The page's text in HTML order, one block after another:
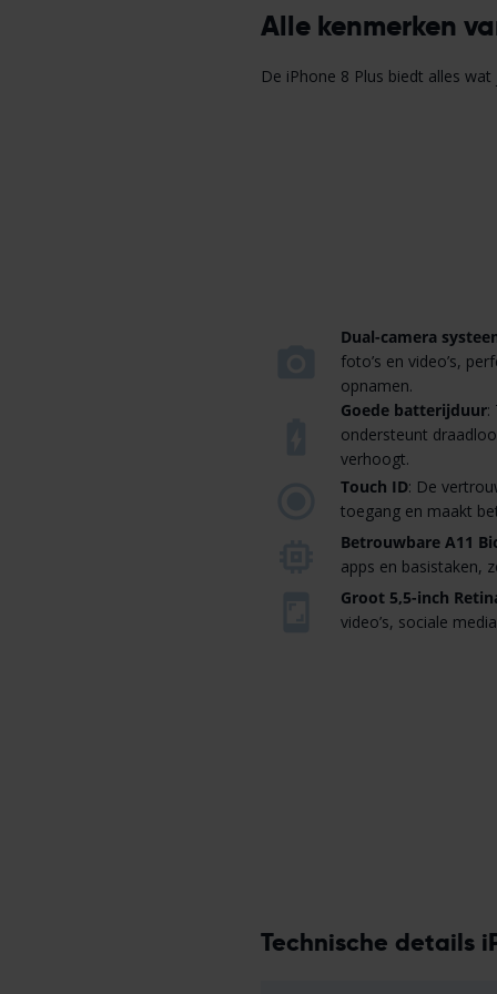
Alle kenmerken
De iPhone 8 Plus biedt alles
Dual-camera
foto’s en video’s,
opnamen.
Goede batterijduur:
ondersteunt
verhoogt.
Touch ID: De
toegang en maakt
Betrouwbare A11
apps en basistaken,
Groot 5,5-inch
video’s, sociale
Technische details